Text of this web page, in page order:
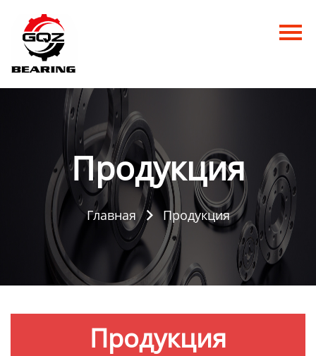
Главная
Продукция
Новости
Контакты Продукция
Главная  Продукция
Продукция